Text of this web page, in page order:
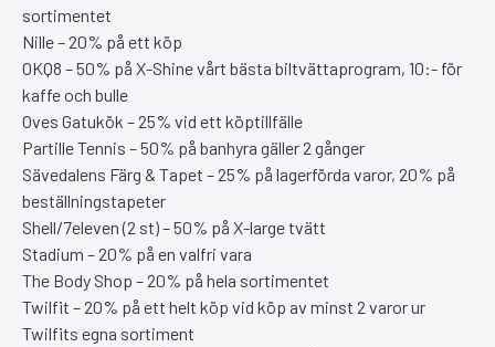
sortimentet
Nille – 20% på ett köp
OKQ8 – 50% på X-Shine vårt bästa biltvättaprogram, 10:- för
kaffe och bulle
Oves Gatukök – 25% vid ett köptillfälle
Partille Tennis – 50% på banhyra gäller 2 gånger
Sävedalens Färg & Tapet – 25% på lagerförda varor, 20% på
beställningstapeter
Shell/7eleven (2 st) – 50% på X-large tvätt
Stadium – 20% på en valfri vara
The Body Shop – 20% på hela sortimentet
Twilfit – 20% på ett helt köp vid köp av minst 2 varor ur
Twilfits egna sortiment